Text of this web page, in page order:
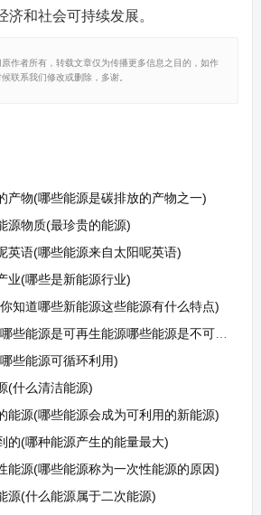
济和社会可持续发展。
作者所有，转载文章仅为传播更多信息之目的，如作
联系我们修改或删除，多谢。
产物(哪些能源是碳排放的产物之一)
源物质(最珍贵的能源)
英语(哪些能源来自太阳呢英语)
业(哪些是新能源行业)
知道哪些新能源这些能源有什么特点)
能源是可再生能源哪些能源是不可再生能源)
些能源可循环利用)
(什么清洁能源)
能源(哪些能源会成为可利用的新能源)
的(哪种能源产生的能量最大)
能源(哪些能源称为一次性能源的原因)
源(什么能源属于二次能源)